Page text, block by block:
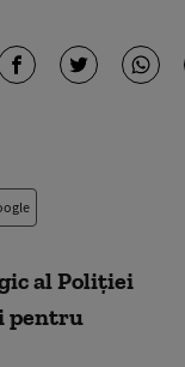
al Poliției
pentru